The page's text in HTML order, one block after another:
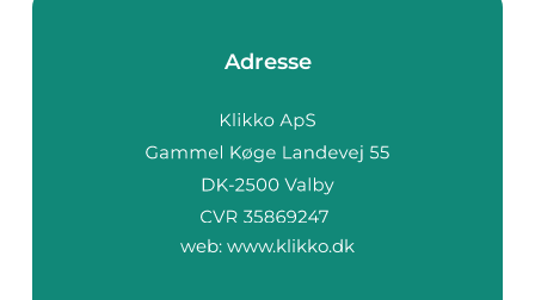
Adresse
web: www.klikko.dk